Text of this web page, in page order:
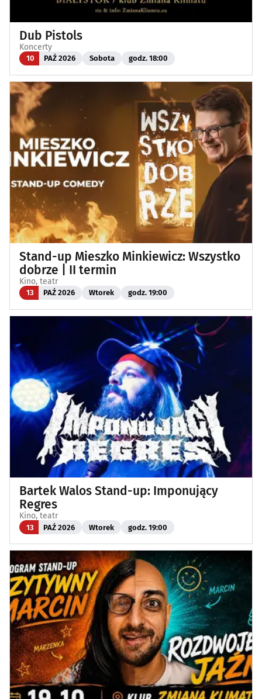
Dub Pistols
Koncerty
10 PAŹ 2026 Sobota godz. 18:00
Stand-up Mieszko Minkiewicz: Wszystko
dobrze | II termin
Kino, teatr
13 PAŹ 2026 Wtorek godz. 19:00
Bartek Walos Stand-up: Imponujący
Regres
Kino, teatr
13 PAŹ 2026 Wtorek godz. 19:00